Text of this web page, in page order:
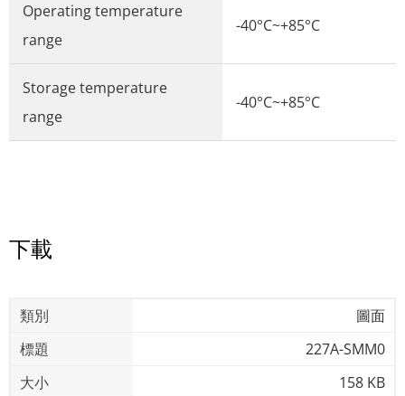
Operating temperature
range
-40°C~+85°C
Storage temperature
range
-40°C~+85°C
下載
圖面
227A-SMM0
158 KB